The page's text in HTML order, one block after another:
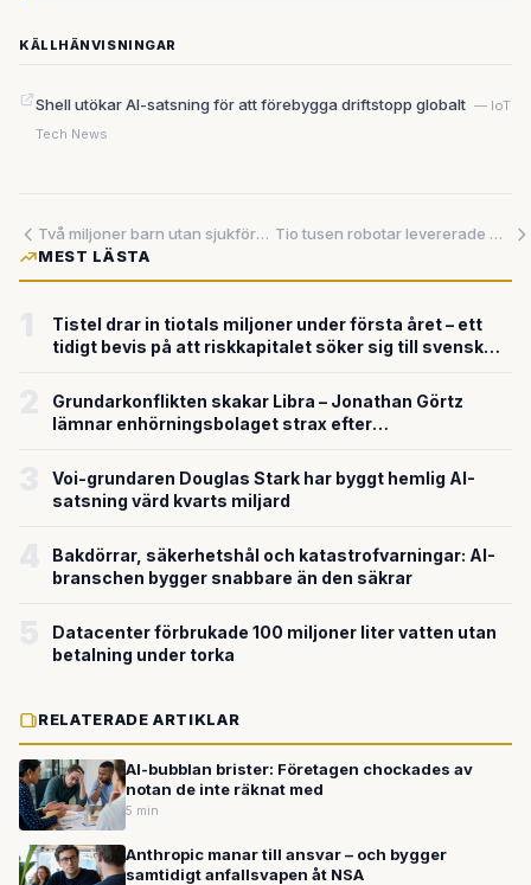
KÄLLHÄNVISNINGAR
Shell utökar AI-satsning för att förebygga driftstopp globalt — IoT
Tech News
Två miljoner barn utan sjukförsäkring – och de värsta nedskärningarna har inte ens börjat
Tio tusen robotar levererade — kinesiskt bolag utmanar västvärldens robotik med industriell massproduktion
MEST LÄSTA
Tistel drar in tiotals miljoner under första året – ett
tidigt bevis på att riskkapitalet söker sig till svensk
Grundarkonflikten skakar Libra – Jonathan Görtz
lämnar enhörningsbolaget strax efter
Voi-grundaren Douglas Stark har byggt hemlig AI-
satsning värd kvarts miljard
Bakdörrar, säkerhetshål och katastrofvarningar: AI-
branschen bygger snabbare än den säkrar
Datacenter förbrukade 100 miljoner liter vatten utan
betalning under torka
RELATERADE ARTIKLAR
AI-bubblan brister: Företagen chockades av
notan de inte räknat med
5 min
Anthropic manar till ansvar – och bygger
samtidigt anfallsvapen åt NSA